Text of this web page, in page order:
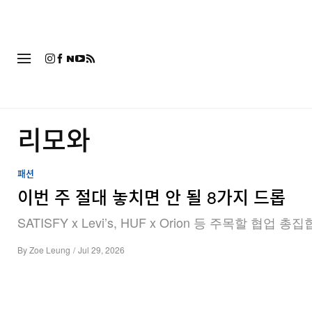
리모와
패션
이번 주 절대 놓치면 안 될 8가지 드롭
SATISFY x Levi’s, HUF x Orion 등 주목할 협업 총집
ByZoe Leung / Jul 29, 2026